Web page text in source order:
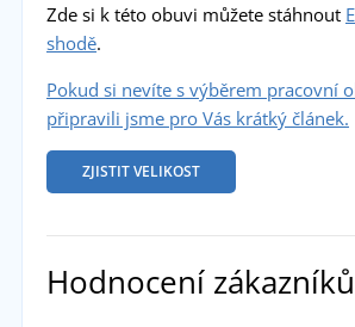
Zde si k této obuvi můžete stáhnout
shodě.
Pokud si nevíte s výběrem pracovní
připravili jsme pro Vás krátký článek.
ZJISTIT VELIKOST
Hodnocení zákazníků